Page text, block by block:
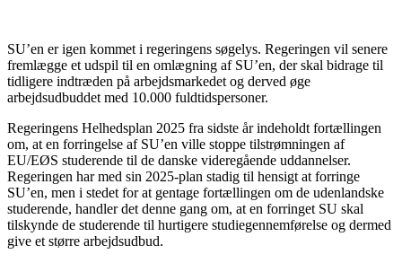
SU’en er igen kommet i regeringens søgelys. Regeringen vil senere
fremlægge et udspil til en omlægning af SU’en, der skal bidrage til
tidligere indtræden på arbejdsmarkedet og derved øge
arbejdsudbuddet med 10.000 fuldtidspersoner.
Regeringens Helhedsplan 2025 fra sidste år indeholdt fortællingen
om, at en forringelse af SU’en ville stoppe tilstrømningen af
EU/EØS studerende til de danske videregående uddannelser.
Regeringen har med sin 2025-plan stadig til hensigt at forringe
SU’en, men i stedet for at gentage fortællingen om de udenlandske
studerende, handler det denne gang om, at en forringet SU skal
tilskynde de studerende til hurtigere studiegennemførelse og dermed
give et større arbejdsudbud.